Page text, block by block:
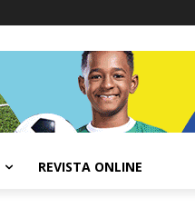
REVISTA ONLINE